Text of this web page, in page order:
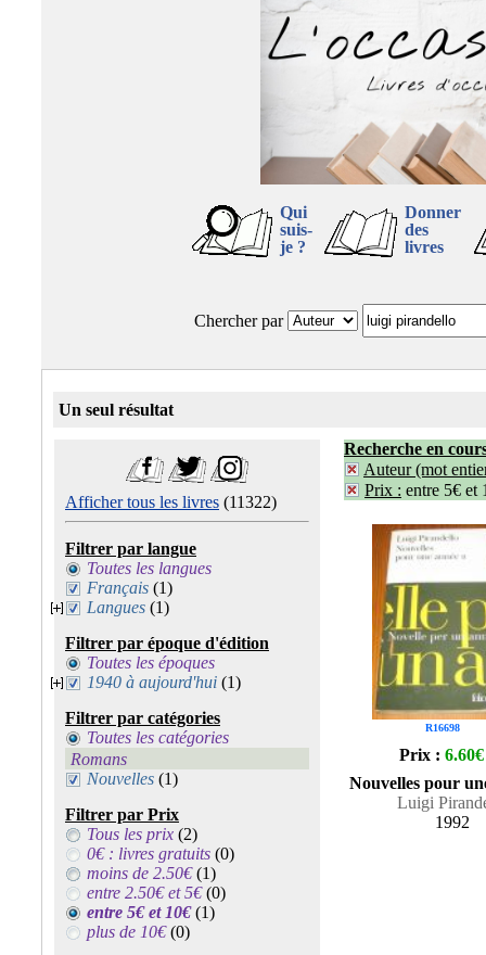
Qui
suis-
je ?
Donner
des
livres
Chercher par
Un seul résultat
Afficher tous les livres (11322)
Filtrer par langue
Toutes les langues
Français (1)
Langues (1)
Filtrer par époque d'édition
Toutes les époques
1940 à aujourd'hui (1)
Filtrer par catégories
Toutes les catégories
Romans
Nouvelles (1)
Filtrer par Prix
Tous les prix (2)
0€ : livres gratuits (0)
moins de 2.50€(1)
entre 2.50€ et 5€(0)
entre 5€ et 10€ (1)
plus de 10€(0)
Recherche en
Auteur (mot
Prix : entre 5€ et
R16698
Prix : 6.60€
Nouvelles pour
Luigi
1992